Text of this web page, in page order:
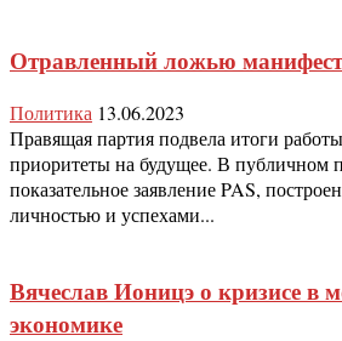
Отравленный ложью
Политика 13.06.2023
Правящая партия подвела итоги
приоритеты на будущее. В публичном
показательное заявление PAS,
личностью и успехами...
Вячеслав Ионицэ о кризисе в
экономике